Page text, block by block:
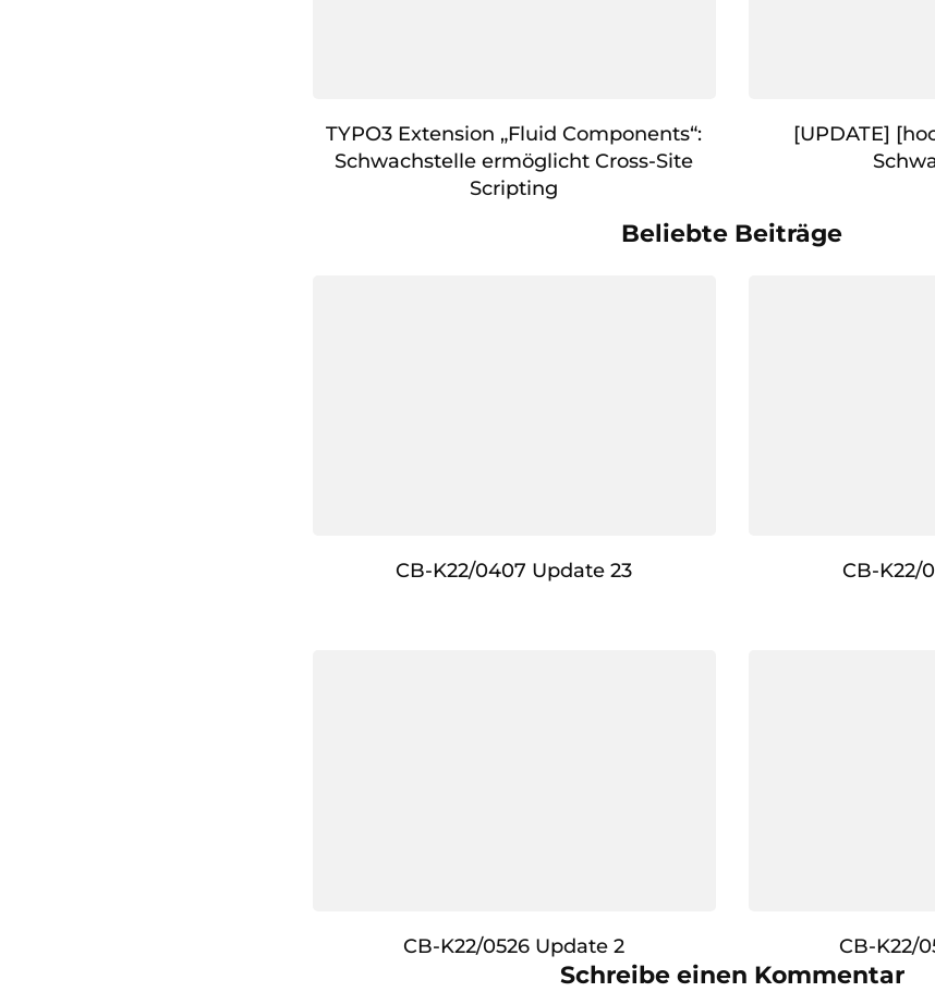
TYPO3 Extension „Fluid Components“:
Schwachstelle ermöglicht Cross-Site
Scripting
[UPDATE]
Beliebte Beiträge
CB-K22/0407 Update 23 CB-K22/
CB-K22/0526 Update 2 CB-K22/
Schreibe einen Kommentar